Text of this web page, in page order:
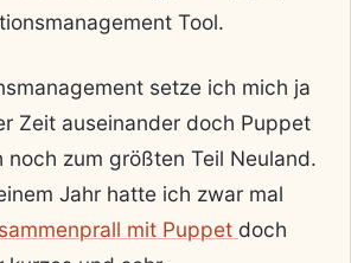
Tool.
setze ich mich ja
Zeit auseinander doch Puppet
noch zum größten Teil Neuland.
Jahr hatte ich zwar mal
mit Puppet doch